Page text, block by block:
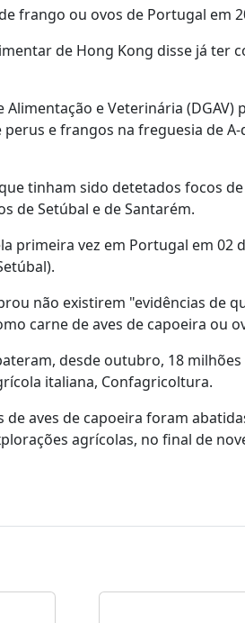
frango ou ovos de Portugal em
de Hong Kong disse já ter
Alimentação e Veterinária
e frangos na freguesia de
tinham sido detetados focos
de Setúbal e de Santarém.
primeira vez em Portugal em 02
não existirem "evidências de
carne de aves de capoeira ou
desde outubro, 18
italiana, Confagricoltura.
de aves de capoeira foram
agrícolas, no final de